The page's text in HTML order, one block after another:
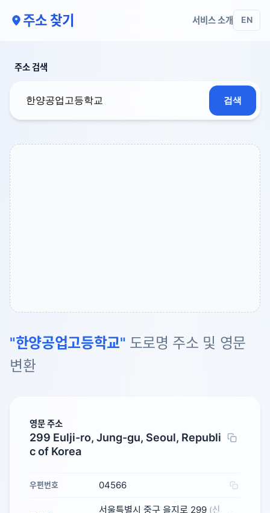
주소 찾기 서비스 소개 EN
주소 검색
검색
"한양공업고등학교" 도로명 주소 및 영문
변환
영문 주소
299 Eulji-ro, Jung-gu, Seoul, Republi
c of Korea
우편번호 04566
서울특별시 중구 을지로 299 (신